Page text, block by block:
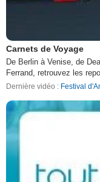
Carnets de Voyage
De Berlin à Venise, de
Ferrand, retrouvez les
Dernière vidéo : Festival